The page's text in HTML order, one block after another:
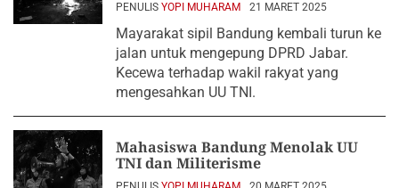
PENULIS YOPI MUHARAM 21 MARET 2025
Mayarakat sipil Bandung kembali turun ke
jalan untuk mengepung DPRD Jabar.
Kecewa terhadap wakil rakyat yang
mengesahkan UU TNI.
Mahasiswa Bandung Menolak UU
TNI dan Militerisme